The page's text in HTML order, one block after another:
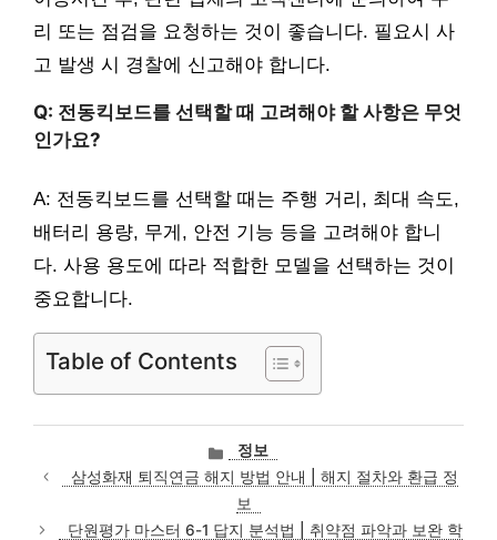
리 또는 점검을 요청하는 것이 좋습니다. 필요시 사
고 발생 시 경찰에 신고해야 합니다.
Q: 전동킥보드를 선택할 때 고려해야 할 사항은 무엇
인가요?
A: 전동킥보드를 선택할 때는 주행 거리, 최대 속도,
배터리 용량, 무게, 안전 기능 등을 고려해야 합니
다. 사용 용도에 따라 적합한 모델을 선택하는 것이
중요합니다.
Table of Contents
카
테
고
리
정보
삼성화재 퇴직연금 해지 방법 안내 | 해지 절차와 환급 정
보
단원평가 마스터 6-1 답지 분석법 | 취약점 파악과 보완 학